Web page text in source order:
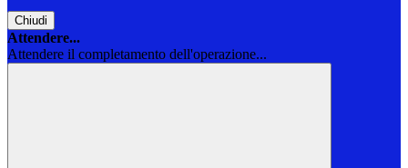
Chiudi
Attendere...
Attendere il completamento dell'operazione...